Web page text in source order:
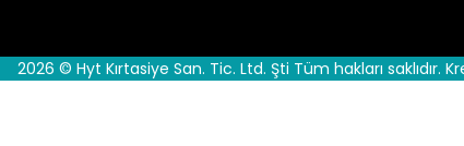
2026 © Hyt Kırtasiye San. Tic. Ltd. Şti Tüm hakları saklıdır.